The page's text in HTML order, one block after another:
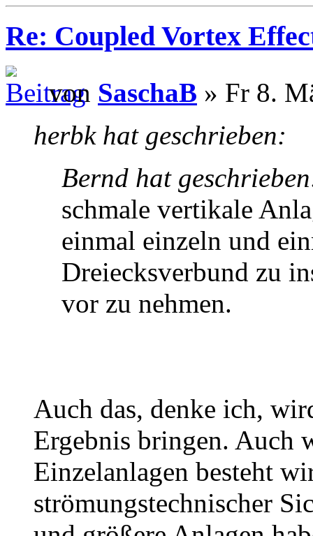
Re: Coupled Vortex
von SaschaB » Fr 8.
herbk hat geschrieben:
Bernd hat
schmale vertikale
einmal einzeln und
Dreiecksverbund zu
vor zu nehmen.
Auch das, denke ich,
Ergebnis bringen. Auch
Einzelanlagen besteht
strömungstechnischer